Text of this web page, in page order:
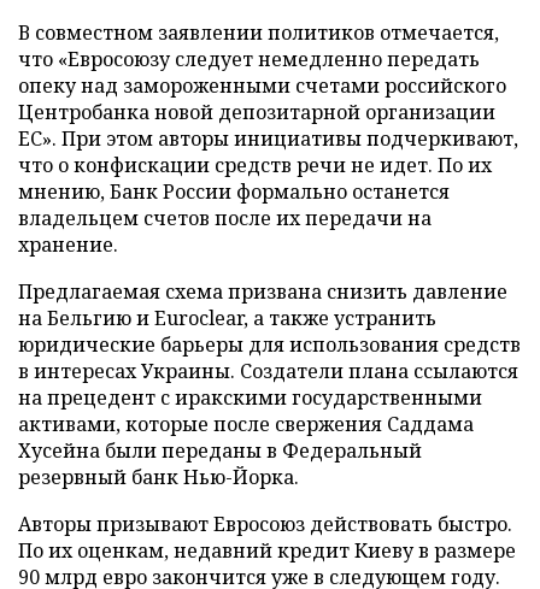
В совместном заявлении политиков отмечается,
что «Евросоюзу следует немедленно передать
опеку над замороженными счетами российского
Центробанка новой депозитарной организации
ЕС». При этом авторы инициативы подчеркивают,
что о конфискации средств речи не идет. По их
мнению, Банк России формально останется
владельцем счетов после их передачи на
хранение.
Предлагаемая схема призвана снизить давление
на Бельгию и Euroclear, а также устранить
юридические барьеры для использования средств
в интересах Украины. Создатели плана ссылаются
на прецедент с иракскими государственными
активами, которые после свержения Саддама
Хусейна были переданы в Федеральный
резервный банк Нью-Йорка.
Авторы призывают Евросоюз действовать быстро.
По их оценкам, недавний кредит Киеву в размере
90 млрд евро закончится уже в следующем году.